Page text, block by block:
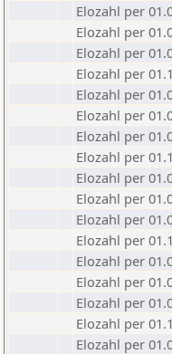
Elozahl per
Elozahl per
Elozahl per
Elozahl per
Elozahl per
Elozahl per
Elozahl per
Elozahl per
Elozahl per
Elozahl per
Elozahl per
Elozahl per
Elozahl per
Elozahl per
Elozahl per
Elozahl per
Elozahl per